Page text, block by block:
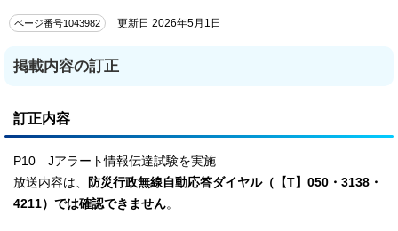
ページ番号1043982 更新日 2026年5月1日
掲載内容の訂正
訂正内容
P10 Jアラート情報伝達試験を実施
放送内容は、
防災行政無線自動応答ダイヤル（【T】050・3138・
4211）では確認できません。